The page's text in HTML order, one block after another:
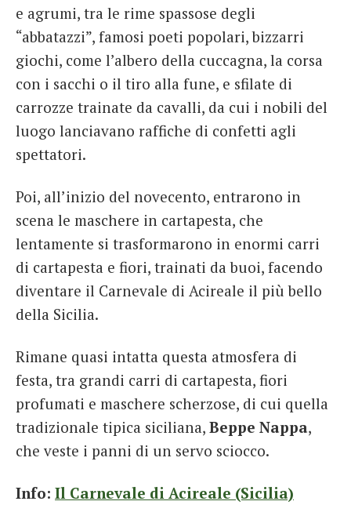
e agrumi, tra le rime spassose degli
“abbatazzi”, famosi poeti popolari, bizzarri
giochi, come l’albero della cuccagna, la corsa
con i sacchi o il tiro alla fune, e sfilate di
carrozze trainate da cavalli, da cui i nobili del
luogo lanciavano raffiche di confetti agli
spettatori.
Poi, all’inizio del novecento, entrarono in
scena le maschere in cartapesta, che
lentamente si trasformarono in enormi carri
di cartapesta e fiori, trainati da buoi, facendo
diventare il Carnevale di Acireale il più bello
della Sicilia.
Rimane quasi intatta questa atmosfera di
festa, tra grandi carri di cartapesta, fiori
profumati e maschere scherzose, di cui quella
tradizionale tipica siciliana, Beppe Nappa,
che veste i panni di un servo sciocco.
Info: Il Carnevale di Acireale (Sicilia)